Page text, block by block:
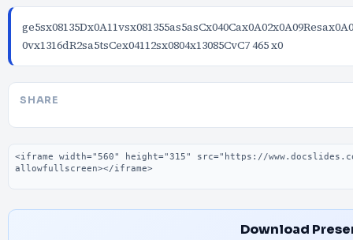
0vx1316dR2sa5tsCex04112sx0804x13085CvC7 465 x0
SHARE
Embed code
Download